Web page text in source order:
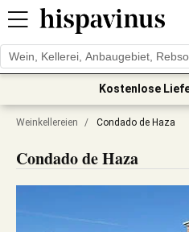
Kostenlose
Weinkellereien / Condado de Haza
Condado de Haza